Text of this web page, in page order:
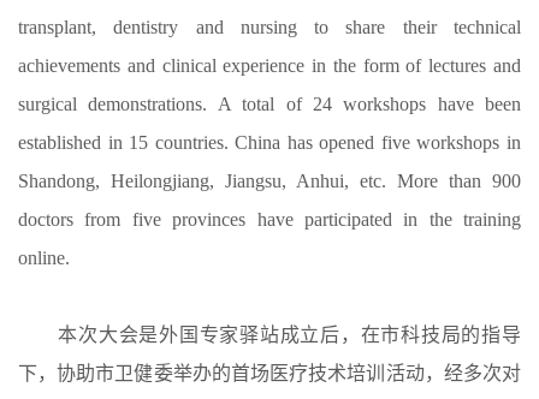
transplant, dentistry and nursing to share their technical
achievements and clinical experience in the form of lectures and
surgical demonstrations. A total of 24 workshops have been
established in 15 countries. China has opened five workshops in
Shandong, Heilongjiang, Jiangsu, Anhui, etc. More than 900
doctors from five provinces have participated in the training
online.
本次大会是外国专家驿站成立后，在市科技局的指导
下，协助市卫健委举办的首场医疗技术培训活动，经多次对